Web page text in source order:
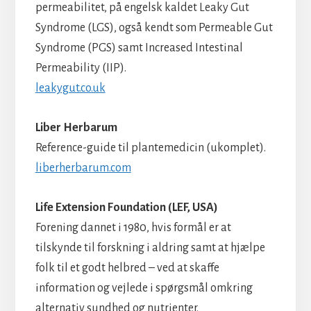
permeabilitet, på engelsk kaldet Leaky Gut
Syndrome (LGS), også kendt som Permeable Gut
Syndrome (PGS) samt Increased Intestinal
Permeability (IIP).
leakygut.co.uk
Liber Herbarum
Reference-guide til plantemedicin (ukomplet).
liberherbarum.com
Life Extension Foundation (LEF, USA)
Forening dannet i 1980, hvis formål er at
tilskynde til forskning i aldring samt at hjælpe
folk til et godt helbred – ved at skaffe
information og vejlede i spørgsmål omkring
alternativ sundhed og nutrienter.